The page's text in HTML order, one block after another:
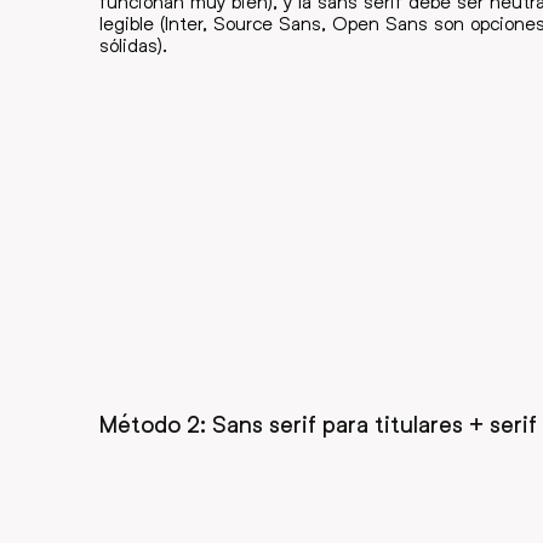
legible (Inter, Source Sans, Open Sans son
sólidas).
Método 2: Sans serif para titulares + serif